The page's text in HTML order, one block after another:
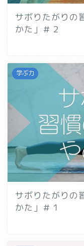
サボりたがりの
かた」＃２
学ぶ力
サボりたがりの
かた」＃１